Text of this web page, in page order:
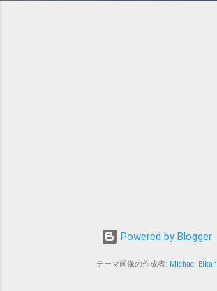
Powered by Blogger
テーマ画像の作成者: Michael Elkan